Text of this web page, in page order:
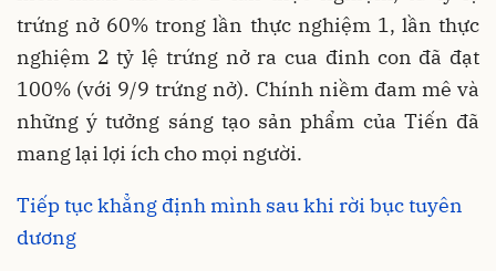
trứng nở 60% trong lần thực nghiệm 1, lần thực
nghiệm 2 tỷ lệ trứng nở ra cua đinh con đã đạt
100% (với 9/9 trứng nở). Chính niềm đam mê và
những ý tưởng sáng tạo sản phẩm của Tiến đã
mang lại lợi ích cho mọi người.
Tiếp tục khẳng định mình sau khi rời bục tuyên
dương